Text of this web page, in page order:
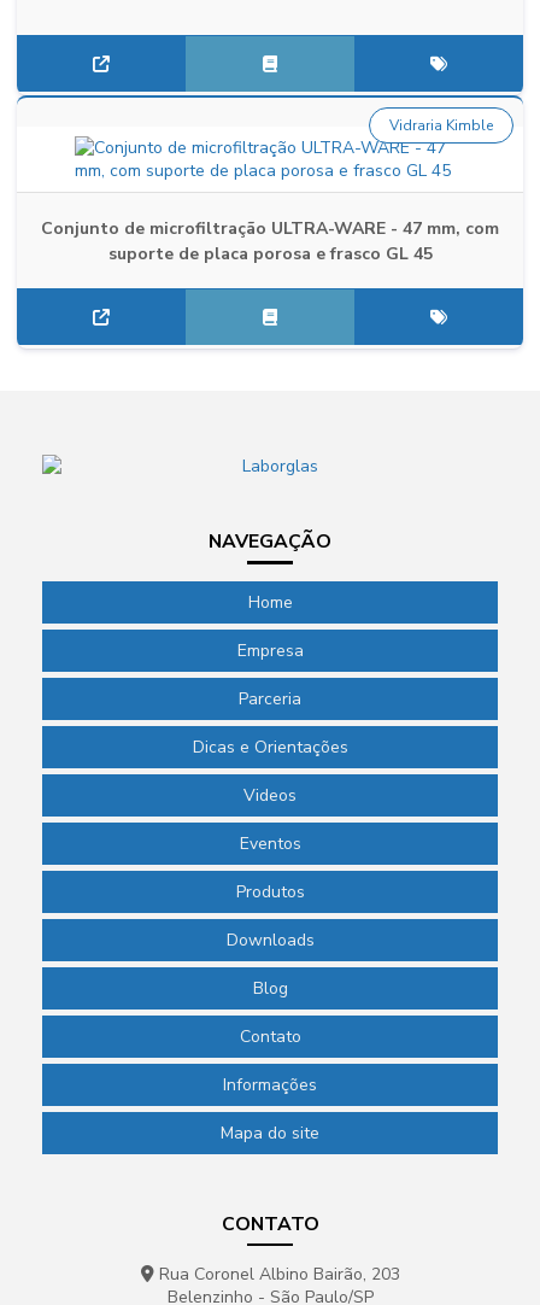
Conjunto de microfiltração ULTRA-WARE - 47 mm, com
suporte de placa porosa e frasco GL 45
Vidraria Kimble
NAVEGAÇÃO
Home
Empresa
Parceria
Dicas e Orientações
Videos
Eventos
Produtos
Downloads
Blog
Contato
Informações
Mapa do site
CONTATO
Rua Coronel Albino Bairão, 203
Belenzinho - São Paulo/SP